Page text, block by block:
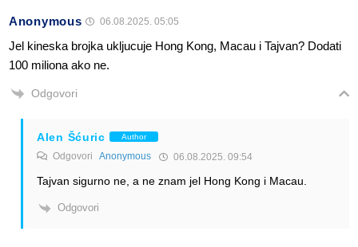
Anonymous 06.08.2025. 05:05
Jel kineska brojka ukljucuje Hong Kong, Macau i Tajvan? Dodati
100 miliona ako ne.
Odgovori
Alen Šćuric Author
Odgovori Anonymous 06.08.2025. 09:54
Tajvan sigurno ne, a ne znam jel Hong Kong i Macau.
Odgovori